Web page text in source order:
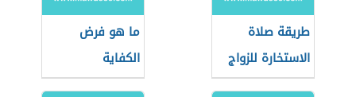
طريقة صلاة
الاستخارة للزواج
ما هو فرض
الكفاية